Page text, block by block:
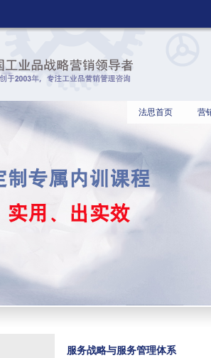
法思首页 营
服务战略与服务管理体系